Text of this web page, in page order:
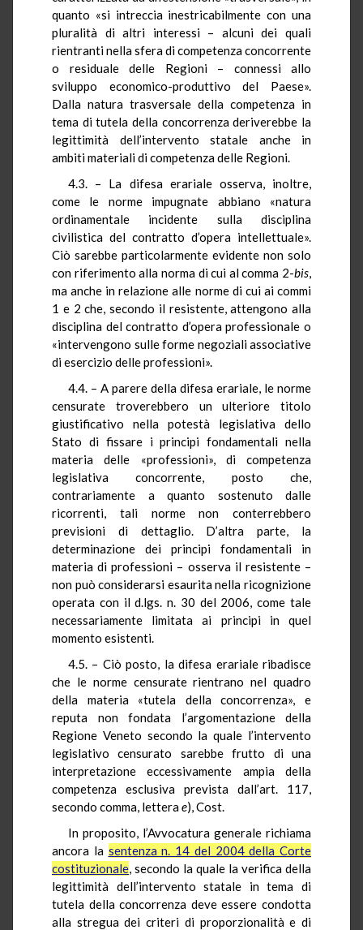
quanto «si intreccia inestricabilmente con una
pluralità di altri interessi – alcuni dei quali
rientranti nella sfera di competenza concorrente
o residuale delle Regioni – connessi allo
sviluppo economico-produttivo del Paese».
Dalla natura trasversale della competenza in
tema di tutela della concorrenza deriverebbe la
legittimità dell’intervento statale anche in
ambiti materiali di competenza delle Regioni.
4.3. – La difesa erariale osserva, inoltre,
come le norme impugnate abbiano «natura
ordinamentale incidente sulla disciplina
civilistica del contratto d’opera intellettuale».
Ciò sarebbe particolarmente evidente non solo
con riferimento alla norma di cui al comma 2-bis,
ma anche in relazione alle norme di cui ai commi
1 e 2 che, secondo il resistente, attengono alla
disciplina del contratto d’opera professionale o
«intervengono sulle forme negoziali associative
di esercizio delle professioni».
4.4. – A parere della difesa erariale, le norme
censurate troverebbero un ulteriore titolo
giustificativo nella potestà legislativa dello
Stato di fissare i principi fondamentali nella
materia delle «professioni», di competenza
legislativa concorrente, posto che,
contrariamente a quanto sostenuto dalle
ricorrenti, tali norme non conterrebbero
previsioni di dettaglio. D’altra parte, la
determinazione dei principi fondamentali in
materia di professioni – osserva il resistente –
non può considerarsi esaurita nella ricognizione
operata con il d.lgs. n. 30 del 2006, come tale
necessariamente limitata ai principi in quel
momento esistenti.
4.5. – Ciò posto, la difesa erariale ribadisce
che le norme censurate rientrano nel quadro
della materia «tutela della concorrenza», e
reputa non fondata l’argomentazione della
Regione Veneto secondo la quale l’intervento
legislativo censurato sarebbe frutto di una
interpretazione eccessivamente ampia della
competenza esclusiva prevista dall’art. 117,
secondo comma, letterae), Cost.
In proposito, l’Avvocatura generale richiama
ancora la sentenza n. 14 del 2004 della Corte
costituzionale, secondo la quale la verifica della
legittimità dell’intervento statale in tema di
tutela della concorrenza deve essere condotta
alla stregua dei criteri di proporzionalità e di